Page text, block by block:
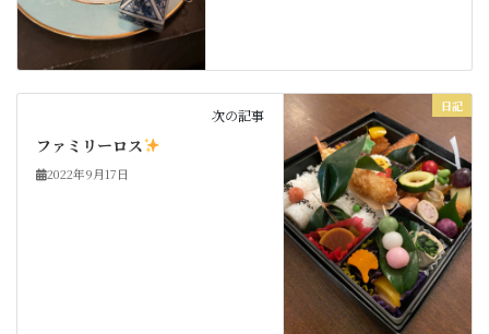
日記
次の記事
ファミリーロス
2022年9月17日